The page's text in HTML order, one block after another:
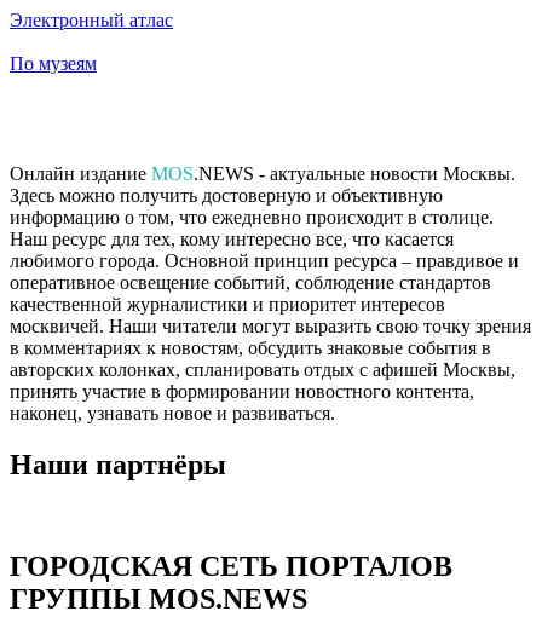
Электронный атлас
По музеям
Онлайн издание MOS.NEWS - актуальные новости Москвы.
Здесь можно получить достоверную и объективную
информацию о том, что ежедневно происходит в столице.
Наш ресурс для тех, кому интересно все, что касается
любимого города. Основной принцип ресурса – правдивое и
оперативное освещение событий, соблюдение стандартов
качественной журналистики и приоритет интересов
москвичей. Наши читатели могут выразить свою точку зрения
в комментариях к новостям, обсудить знаковые события в
авторских колонках, спланировать отдых с афишей Москвы,
принять участие в формировании новостного контента,
наконец, узнавать новое и развиваться.
Наши партнёры
ГОРОДСКАЯ СЕТЬ ПОРТАЛОВ
ГРУППЫ MOS.NEWS